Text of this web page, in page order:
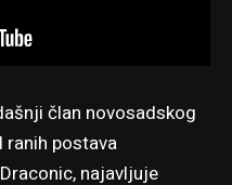
član novosadskog
ranih postava
najavljuje